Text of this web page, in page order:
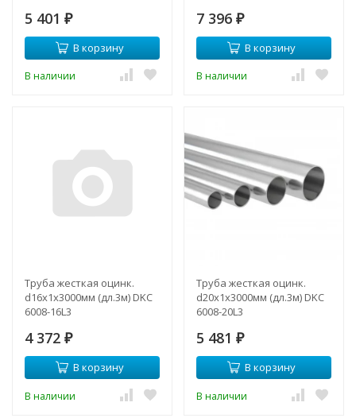
5 401 ₽
В корзину
В наличии
7 396 ₽
В корзину
В наличии
Труба жесткая оцинк.
d16х1х3000мм (дл.3м) DKC
6008-16L3
4 372 ₽
В корзину
В наличии
Труба жесткая оцинк.
d20х1х3000мм (дл.3м) DKC
6008-20L3
5 481 ₽
В корзину
В наличии